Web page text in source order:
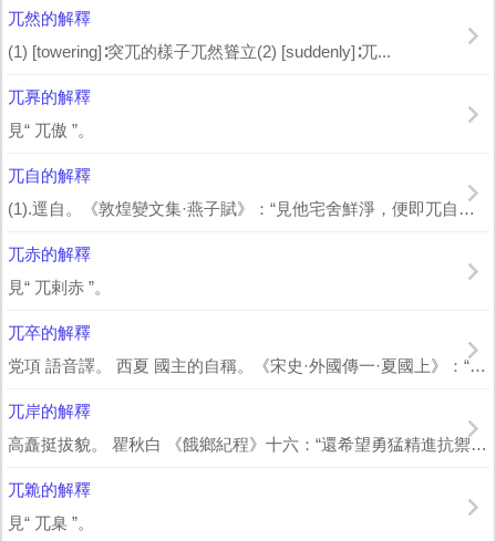
兀然的解釋
(1) [towering]∶突兀的樣子兀然聳立(2) [suddenly]∶兀...
兀奡的解釋
見“ 兀傲 ”。
兀自的解釋
(1).逕自。《敦煌變文集·燕子賦》：“見他宅舍鮮淨，便即兀自占著。”(2)....
兀赤的解釋
見“ 兀剌赤 ”。
兀卒的解釋
党項 語音譯。 西夏 國主的自稱。《宋史·外國傳一·夏國上》：“﹝ 趙元昊 ...
兀岸的解釋
高矗挺拔貌。 瞿秋白 《餓鄉紀程》十六：“還希望勇猛精進抗禦萬難，一往不返，尤其...
兀臲的解釋
見“ 兀臬 ”。